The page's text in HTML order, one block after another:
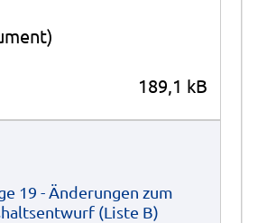
189,1 kB
19 - Änderungen zum
(Liste B)